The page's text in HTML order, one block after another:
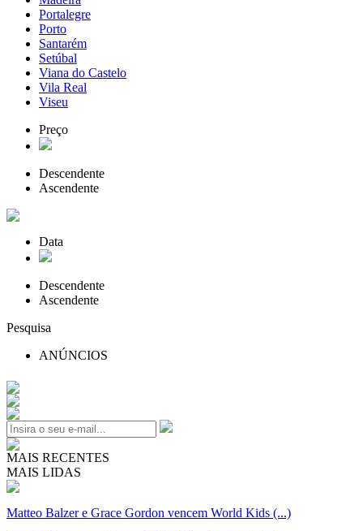
Portalegre
Porto
Santarém
Setúbal
Viana do Castelo
Vila Real
Viseu
Preço
Descendente
Ascendente
Data
Descendente
Ascendente
Pesquisa
ANÚNCIOS
MAIS RECENTES
MAIS LIDAS
Matteo Balzer e Grace Gordon vencem World Kids (...)